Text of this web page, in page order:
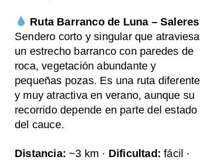
Ruta Barranco de Luna – Saleres
Sendero corto y singular que atraviesa
un estrecho barranco con paredes de
roca, vegetación abundante y
pequeñas pozas. Es una ruta diferente
y muy atractiva en verano, aunque su
recorrido depende en parte del estado
del cauce.
Distancia: ~3 km · Dificultad: fácil ·